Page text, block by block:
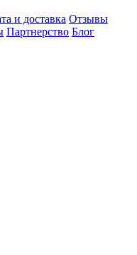
и доставка Отзывы
Партнерство Блог